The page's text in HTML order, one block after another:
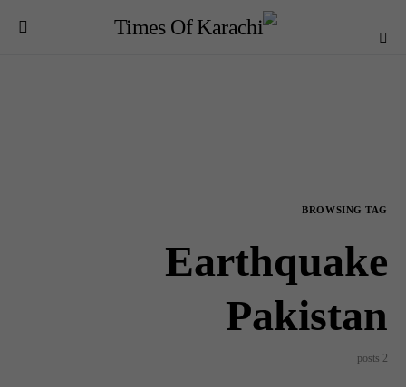
BROWSING TAG
Earthquake
Pakistan
2 posts